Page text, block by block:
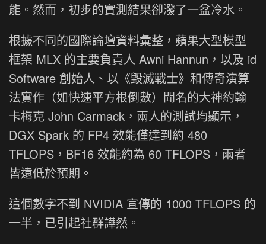
能。然而，初步的實測結果卻潑了一盆冷水。
根據不同的國際論壇資料彙整，蘋果大型模型
框架 MLX 的主要負責人 Awni Hannun，以及 id
Software 創始人、以《毀滅戰士》和傳奇演算
法實作（如快速平方根倒數）聞名的大神約翰
卡梅克 John Carmack，兩人的測試均顯示，
DGX Spark 的 FP4 效能僅達到約 480
TFLOPS，BF16 效能約為 60 TFLOPS，兩者
皆遠低於預期。
這個數字不到 NVIDIA 宣傳的 1000 TFLOPS 的
一半，已引起社群譁然。